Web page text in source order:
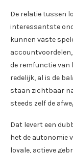
De relatie tussen
interessantste
kunnen vaste
de remfunctie van
redelijk, al is de
staan zichtbaar
steeds zelf de
Dat levert een
het de autonomie
loyale, actieve